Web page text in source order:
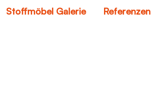
Stoffmöbel Galerie Referenzen